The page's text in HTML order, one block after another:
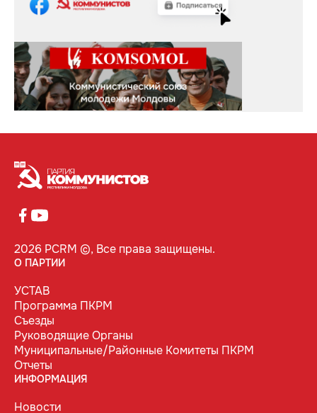
2026 PCRM ©, Все права защищены.
О ПАРТИИ
УСТАВ
Программа ПКРМ
Съезды
Руководящие Органы
Муниципальные/Районные Комитеты ПКРМ
Отчеты
ИНФОРМАЦИЯ
Новости